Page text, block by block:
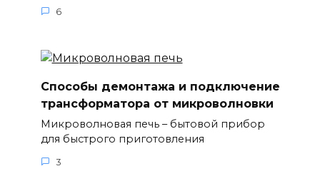
6
Способы демонтажа и подключение
трансформатора от микроволновки
Микроволновая печь – бытовой прибор
для быстрого приготовления
3